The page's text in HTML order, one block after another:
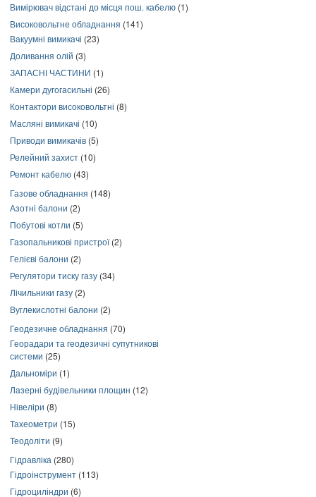
Вимірювач відстані до місця пош. кабелю (1)
Високовольтне обладнання (141)
Вакуумні вимикачі (23)
Доливання олій (3)
ЗАПАСНІ ЧАСТИНИ (1)
Камери дугогасильні (26)
Контактори високовольтні (8)
Масляні вимикачі (10)
Приводи вимикачів (5)
Релейний захист (10)
Ремонт кабелю (43)
Газове обладнання (148)
Азотні балони (2)
Побутові котли (5)
Газопальникові пристрої(2)
Гелієві балони (2)
Регулятори тиску газу (34)
Лічильники газу (2)
Вуглекислотні балони (2)
Геодезичне обладнання (70)
Георадари та геодезичні супутникові
системи (25)
Дальноміри (1)
Лазерні будівельники площин (12)
Нівеліри (8)
Тахеометри (15)
Теодоліти (9)
Гідравліка (280)
Гідроінструмент (113)
Гідроциліндри (6)